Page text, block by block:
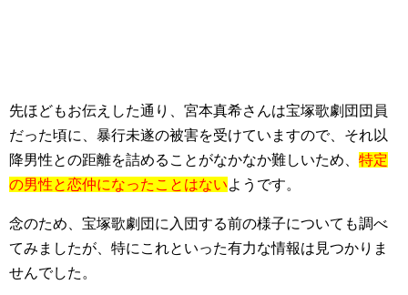
先ほどもお伝えした通り、宮本真希さんは宝塚歌劇団団員
だった頃に、暴行未遂の被害を受けていますので、それ以
降男性との距離を詰めることがなかなか難しいため、 特定
の男性と恋仲になったことはないようです。
念のため、宝塚歌劇団に入団する前の様子についても調べ
てみましたが、特にこれといった有力な情報は見つかりま
せんでした。